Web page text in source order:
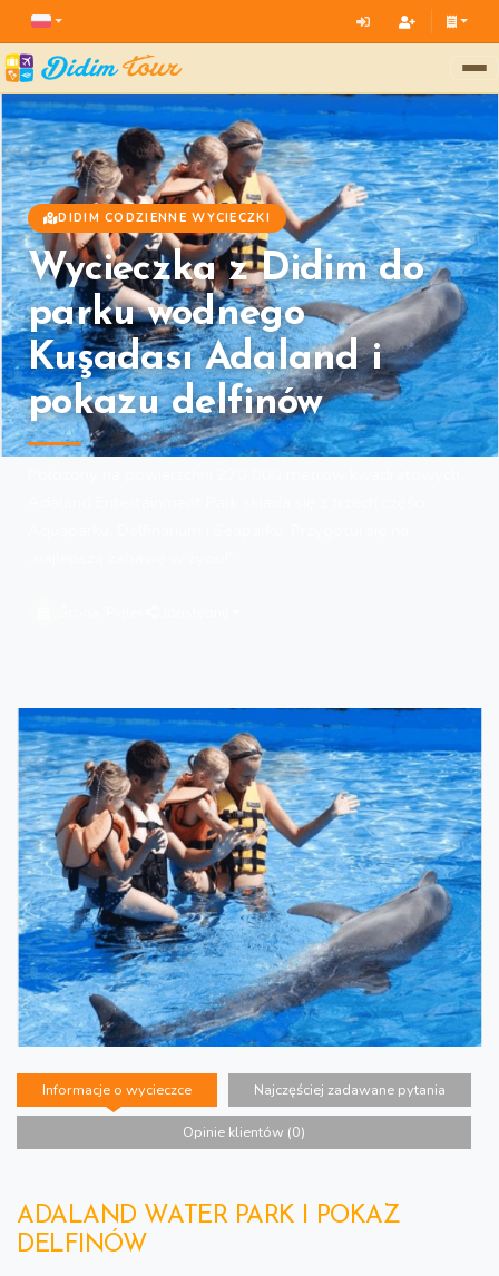
DIDIM CODZIENNE WYCIECZKI
Wycieczka z Didim do
parku wodnego
Kuşadası Adaland i
pokazu delfinów
Informacje o wycieczce Najczęściej zadawane pytania
Opinie klientów (0)
ADALAND WATER PARK I POKAZ
DELFINÓW